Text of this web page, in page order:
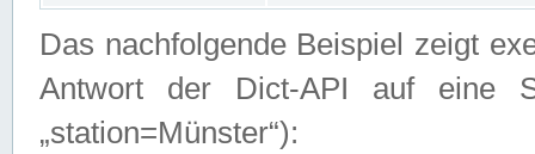
Das nachfolgende Beispiel zeigt
Antwort der Dict-API auf eine
„station=Münster“):